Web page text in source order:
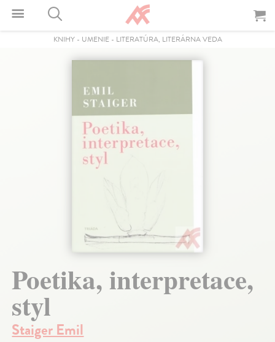
KNIHY- UMENIE- LITERATÚRA, LITERÁRNA VEDA
Poetika, interpretace,
styl
Staiger Emil